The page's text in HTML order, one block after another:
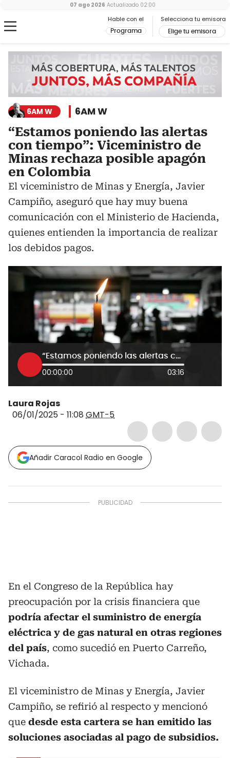
Hable con el
Programa
Selecciona tu emisora
Elige tu emisora
07 ago 2026 Actualizado 02:00
6AM W 6AM W
“Estamos poniendo las alertas
con tiempo”: Viceministro de
Minas rechaza posible apagón
en Colombia
El viceministro de Minas y Energía, Javier
Campiño, aseguró que hay muy buena
comunicación con el Ministerio de Hacienda,
quienes entienden la importancia de realizar
los debidos pagos.
“Estamos poniendo las alertas con tiempo”: Viceministro de Minas rechaza posible apagón en Colombia
00:00:00 03:16
Laura Rojas
06/01/2025 - 11:08 GMT-5
Añadir Caracol Radio en Google
En el Congreso de la República hay
preocupación por la crisis financiera que
podría afectar el suministro de energía
eléctrica y de gas natural en otras regiones
del país, como sucedió en Puerto Carreño,
Vichada.
El viceministro de Minas y Energía, Javier
Campiño, se refirió al respecto y mencionó
que desde esta cartera se han emitido las
soluciones asociadas al pago de subsidios.